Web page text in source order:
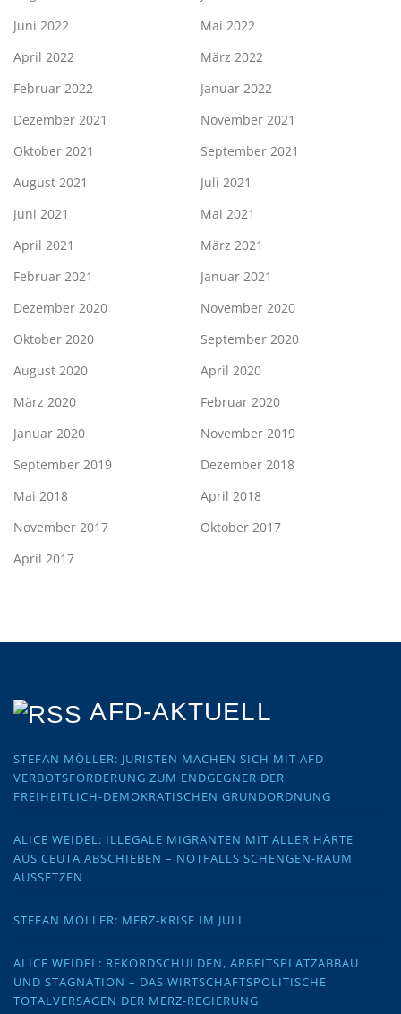
Juni 2022
Mai 2022
April 2022
März 2022
Februar 2022
Januar 2022
Dezember 2021
November 2021
Oktober 2021
September 2021
August 2021
Juli 2021
Juni 2021
Mai 2021
April 2021
März 2021
Februar 2021
Januar 2021
Dezember 2020
November 2020
Oktober 2020
September 2020
August 2020
April 2020
März 2020
Februar 2020
Januar 2020
November 2019
September 2019
Dezember 2018
Mai 2018
April 2018
November 2017
Oktober 2017
April 2017
AFD-AKTUELL
STEFAN MÖLLER: JURISTEN MACHEN SICH MIT AFD-
VERBOTSFORDERUNG ZUM ENDGEGNER DER
FREIHEITLICH-DEMOKRATISCHEN GRUNDORDNUNG
ALICE WEIDEL: ILLEGALE MIGRANTEN MIT ALLER HÄRTE
AUS CEUTA ABSCHIEBEN – NOTFALLS SCHENGEN-RAUM
AUSSETZEN
STEFAN MÖLLER: MERZ-KRISE IM JULI
ALICE WEIDEL: REKORDSCHULDEN, ARBEITSPLATZABBAU
UND STAGNATION – DAS WIRTSCHAFTSPOLITISCHE
TOTALVERSAGEN DER MERZ-REGIERUNG